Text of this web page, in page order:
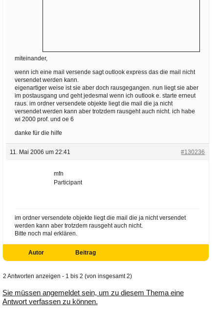
miteinander,
wenn ich eine mail versende sagt outlook express das die mail nicht
versendet werden kann.
eigenartiger weise ist sie aber doch rausgegangen. nun liegt sie aber
im postausgang und geht jedesmal wenn ich outlook e. starte erneut
raus. im ordner versendete objekte liegt die mail die ja nicht
versendet werden kann aber trotzdem rausgeht auch nicht. ich habe
wi 2000 prof. und oe 6
danke für die hilfe
11. Mai 2006 um 22:41 #130236
mfn
Participant
im ordner versendete objekte liegt die mail die ja nicht versendet
werden kann aber trotzdem rausgeht auch nicht.
Bitte noch mal erklären.
Autor Beitrag
2 Antworten anzeigen - 1 bis 2 (von insgesamt 2)
Sie müssen angemeldet sein, um zu diesem Thema eine
Antwort verfassen zu können.